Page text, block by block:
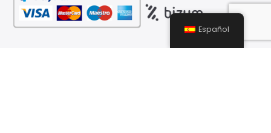
Español